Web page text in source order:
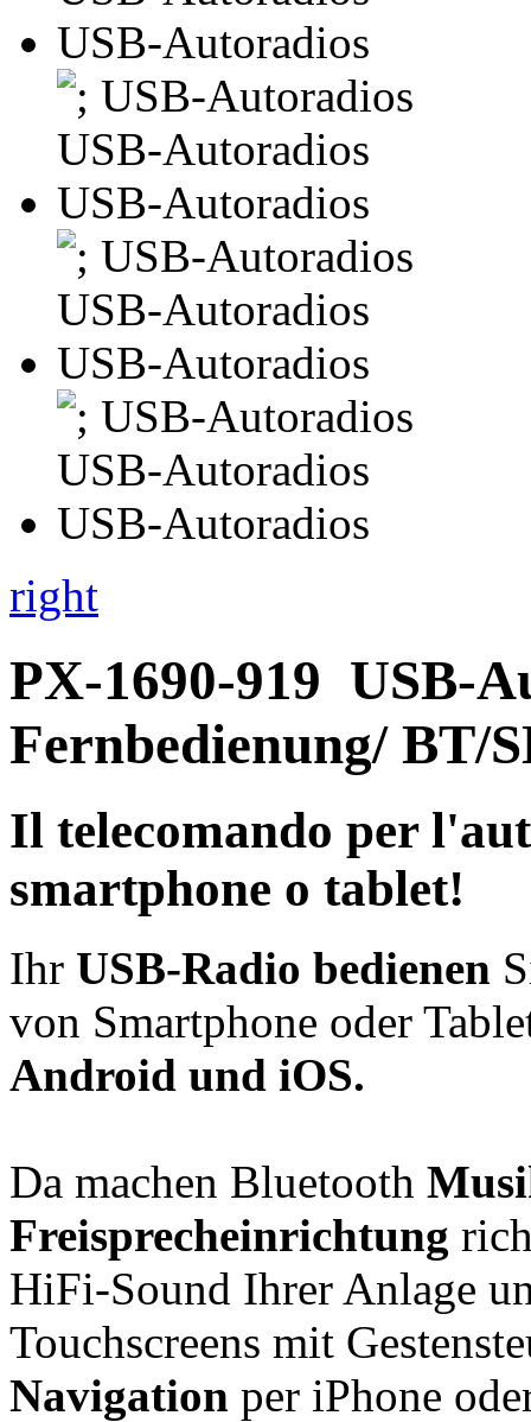
right
PX-1690-919 USB-
Fernbedienung/ BT/
Il telecomando per
smartphone o tablet!
Ihr USB-Radio bedienen
von Smartphone oder
Android und iOS.
Da machen Bluetooth
Freisprecheinrichtung
HiFi-Sound Ihrer Anlage
Touchscreens mit
Navigation per iPhone